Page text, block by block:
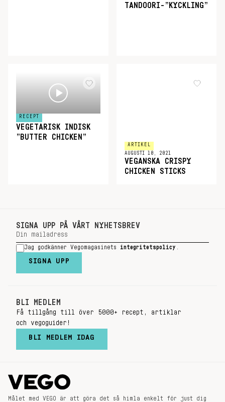
TANDOORI-”KYCKLING”
RECEPT
VEGETARISK INDISK
”BUTTER CHICKEN”
ARTIKEL
AUGUSTI 10, 2021
VEGANSKA CRISPY
CHICKEN STICKS
SIGNA UPP PÅ VÅRT NYHETSBREV
Jag godkänner Vegomagasinets integritetspolicy
SIGNA UPP
BLI MEDLEM
Få tillgång till över 5000+ recept, artiklar
och vegoguider!
BLI MEDLEM IDAG
Målet med VEGO är att göra det så himla enkelt för just dig